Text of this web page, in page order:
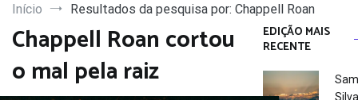
Início Resultados da pesquisa por: Chappell Roan
Chappell Roan cortou
o mal pela raiz
EDIÇÃO MAIS
RECENTE